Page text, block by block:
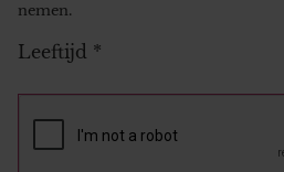
nemen.
Leeftijd *